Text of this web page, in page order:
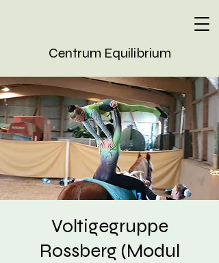
Centrum Equilibrium
Voltigegruppe
Rossberg (Modul